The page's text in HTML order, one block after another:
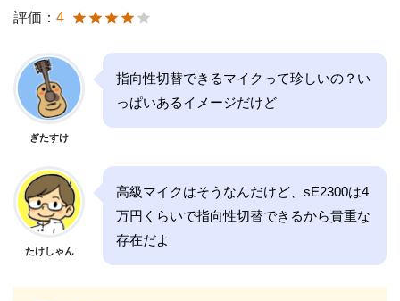
評価： 4
ぎたすけ
指向性切替できるマイクって珍しいの？い
っぱいあるイメージだけど
たけしゃん
高級マイクはそうなんだけど、sE2300は4
万円くらいで指向性切替できるから貴重な
存在だよ